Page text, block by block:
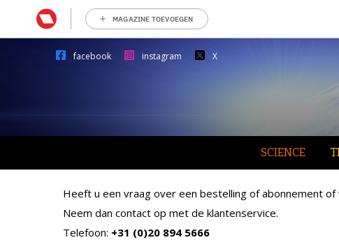
MAGAZINE TOEVOEGEN
facebook instagram X
SCIENCE
​Heeft u een vraag over een bestelling of abonnement
Neem dan contact op met de klantenservice.
Telefoon: +31 (0)20 894 5666